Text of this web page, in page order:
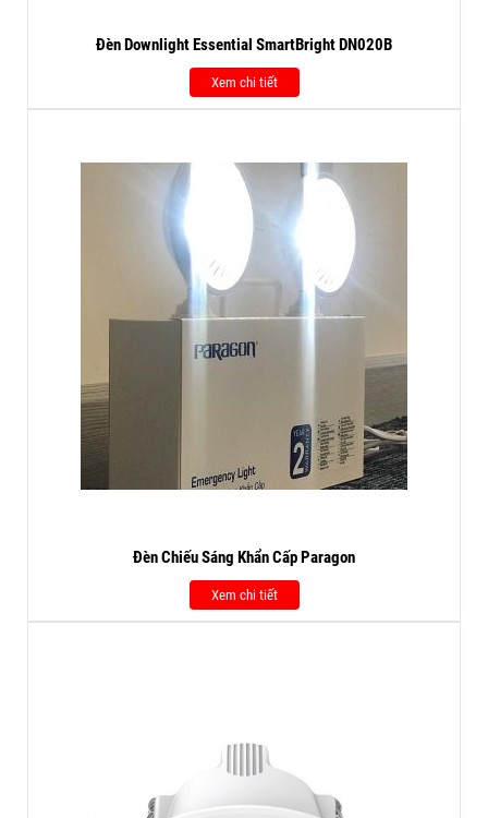
Đèn Downlight Essential SmartBright DN020B
Xem chi tiết
Đèn Chiếu Sáng Khẩn Cấp Paragon
Xem chi tiết